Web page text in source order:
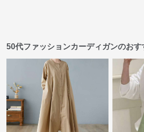
50代ファッションカーディガンのおす